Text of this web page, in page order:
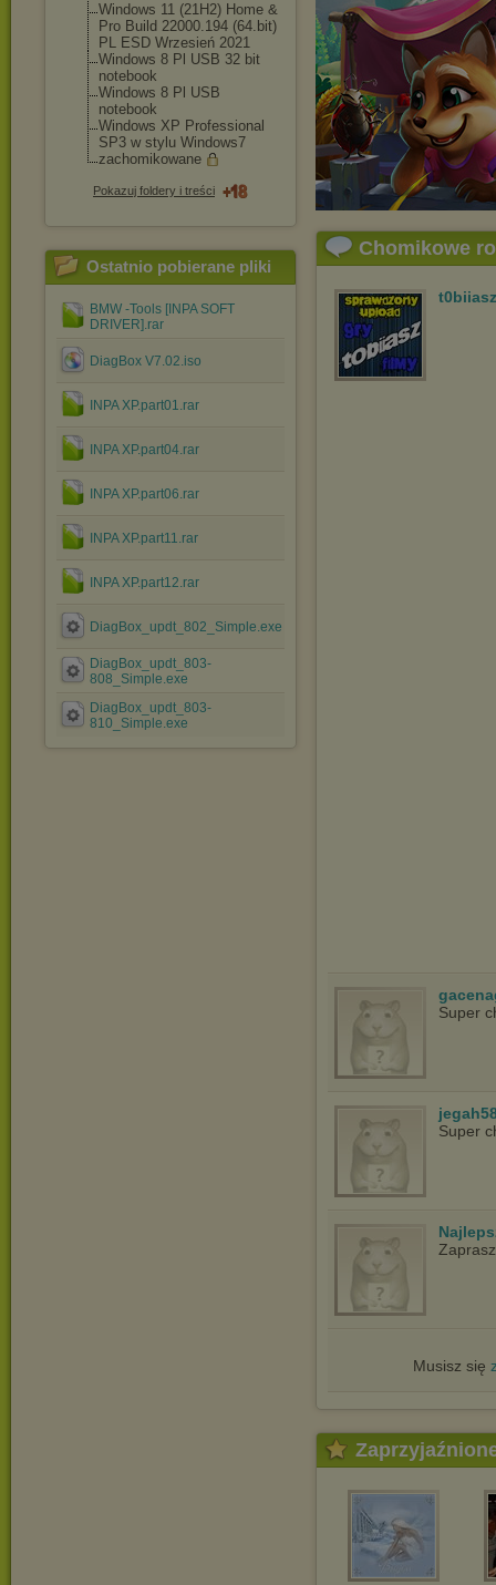
Windows 11 (21H2) Home &
Pro Build 22000.194 (64.bit)
PL ESD Wrzesień 2021
Windows 8 Pl USB 32 bit
notebook
Windows 8 Pl USB
notebook
Windows XP Professional
SP3 w stylu Windows7
zachomikowane
Pokazuj foldery i treści
Ostatnio pobierane pliki
BMW -Tools [INPA SOFT
DRIVER].rar
DiagBox V7.02.iso
INPA XP.part01.rar
INPA XP.part04.rar
INPA XP.part06.rar
INPA XP.part11.rar
INPA XP.part12.rar
DiagBox_updt_802_Simple.exe
DiagBox_updt_803-
808_Simple.exe
DiagBox_updt_803-
810_Simple.exe
Chomikowe
t0biiasz
Super
Super
Musisz się